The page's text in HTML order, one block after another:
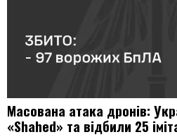
Масована атака дронів:
«Shahed» та відбили 25